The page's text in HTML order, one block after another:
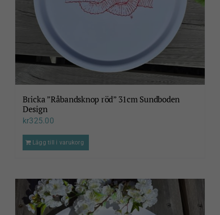
Bricka ”Råbandsknop röd” 31cm Sundboden
Design
kr325.00
Lägg till i varukorg